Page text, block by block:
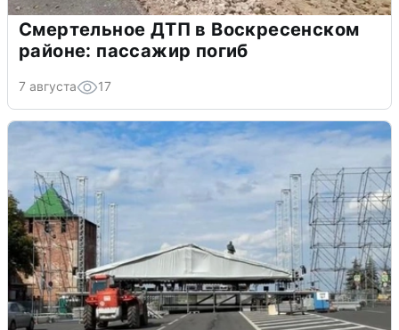
Смертельное ДТП в Воскресенском
районе: пассажир погиб
7 августа 17